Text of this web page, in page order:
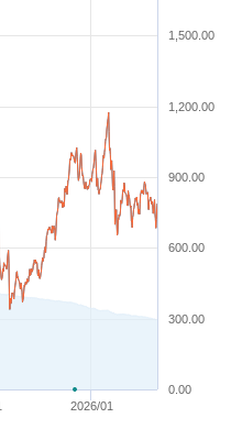
2026/01
0.00
1,200.00
300.00
600.00
900.00
1,500.00